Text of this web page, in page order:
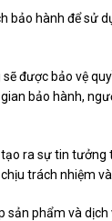
hành để sử
được bảo vệ
bảo hành,
ra sự tin
trách nhiệm
phẩm và